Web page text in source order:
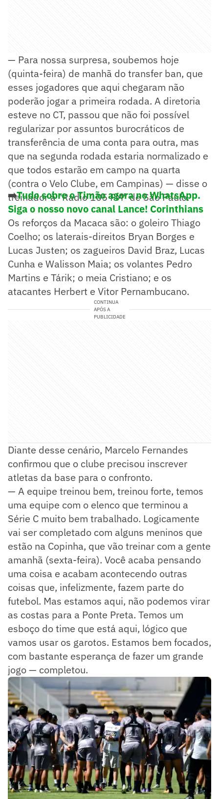
— Para nossa surpresa, soubemos hoje
(quinta-feira) de manhã do transfer ban, que
esses jogadores que aqui chegaram não
poderão jogar a primeira rodada. A diretoria
esteve no CT, passou que não foi possível
regularizar por assuntos burocráticos de
transferência de uma conta para outra, mas
que na segunda rodada estaria normalizado e
que todos estarão em campo na quarta
(contra o Velo Clube, em Campinas) — disse o
treinador à "Rádio 105 FM" de São Paulo.
➡️Tudo sobre o Timão agora no WhatsApp.
Siga o nosso novo canal Lance! Corinthians
Os reforços da Macaca são: o goleiro Thiago
Coelho; os laterais-direitos Bryan Borges e
Lucas Justen; os zagueiros David Braz, Lucas
Cunha e Walisson Maia; os volantes Pedro
Martins e Tárik; o meia Cristiano; e os
atacantes Herbert e Vitor Pernambucano.
CONTINUA
APÓS A
PUBLICIDADE
Diante desse cenário, Marcelo Fernandes
confirmou que o clube precisou inscrever
atletas da base para o confronto.
— A equipe treinou bem, treinou forte, temos
uma equipe com o elenco que terminou a
Série C muito bem trabalhado. Logicamente
vai ser completado com alguns meninos que
estão na Copinha, que vão treinar com a gente
amanhã (sexta-feira). Você acaba pensando
uma coisa e acabam acontecendo outras
coisas que, infelizmente, fazem parte do
futebol. Mas estamos aqui, não podemos virar
as costas para a Ponte Preta. Temos um
esboço do time que está aqui, lógico que
vamos usar os garotos. Estamos bem focados,
com bastante esperança de fazer um grande
jogo — completou.